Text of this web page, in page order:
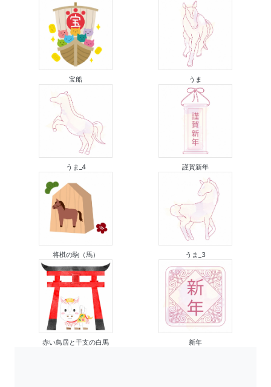
宝船 うま
うま_4 謹賀新年
将棋の駒（馬） うま_3
赤い鳥居と干支の白馬 新年